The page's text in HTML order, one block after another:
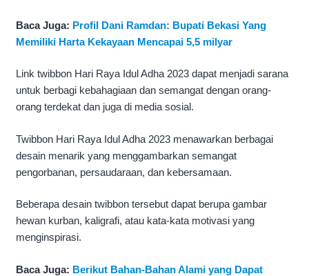
Baca Juga: Profil Dani Ramdan: Bupati Bekasi Yang
Memiliki Harta Kekayaan Mencapai 5,5 milyar
Link twibbon Hari Raya Idul Adha 2023 dapat menjadi sarana
untuk berbagi kebahagiaan dan semangat dengan orang-
orang terdekat dan juga di media sosial.
Twibbon Hari Raya Idul Adha 2023 menawarkan berbagai
desain menarik yang menggambarkan semangat
pengorbanan, persaudaraan, dan kebersamaan.
Beberapa desain twibbon tersebut dapat berupa gambar
hewan kurban, kaligrafi, atau kata-kata motivasi yang
menginspirasi.
Baca Juga: Berikut Bahan-Bahan Alami yang Dapat